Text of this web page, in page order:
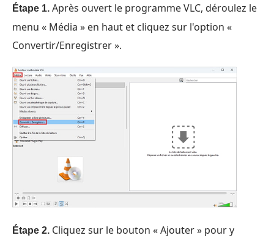
Étape 1. Après ouvert le programme VLC, déroulez le
menu « Média » en haut et cliquez sur l'option «
Convertir/Enregistrer ».
Étape 2. Cliquez sur le bouton « Ajouter » pour y